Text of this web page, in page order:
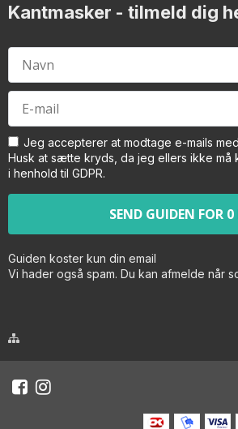
Kantmasker - tilmeld dig
Jeg accepterer at modtage e-mails
Husk at sætte kryds, da jeg ellers ikke må
i henhold til GDPR.
Guiden koster kun din email
Vi hader også spam. Du kan afmelde når